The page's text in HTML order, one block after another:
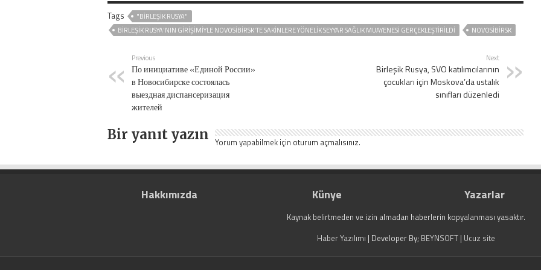
Tags
"BIRLEŞIK RUSYA"
BIRLEŞIK RUSYA'NIN GIRIŞIMIYLE NOVOSIBIRSK'TE SAKINLERE YÖNELIK SEYYAR SAĞLIK MUAYENESI GERÇEKLEŞTIRILDI
NOVOSIBIRSK
Previous
По инициативе «Единой России»
в Новосибирске состоялась
выездная диспансеризация
жителей
Next
Birleşik Rusya, SVO katılımcılarının
çocukları için Moskova’da ustalık
sınıfları düzenledi
Bir yanıt yazın Yorum yapabilmek için oturum açmalısınız.
Hakkımızda Künye Yazarlar
Kaynak belirtmeden ve izin almadan haberlerin kopyalanması yasaktır.
Haber Yazılımı | Developer By; BEYNSOFT| Ucuz site